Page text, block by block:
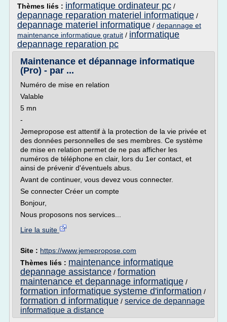
Thèmes liés : informatique ordinateur pc /
depannage reparation materiel informatique /
depannage materiel informatique / depannage et
maintenance informatique gratuit / informatique
depannage reparation pc
Maintenance et dépannage informatique
(Pro) - par ...
Numéro de mise en relation
Valable
5 mn
-
Jemepropose est attentif à la protection de la vie privée et
des données personnelles de ses membres. Ce système
de mise en relation permet de ne pas afficher les
numéros de téléphone en clair, lors du 1er contact, et
ainsi de prévenir d'éventuels abus.
Avant de continuer, vous devez vous connecter.
Se connecter Créer un compte
Bonjour,
Nous proposons nos services...
Lire la suite
Site : https://www.jemepropose.com
Thèmes liés : maintenance informatique
depannage assistance / formation
maintenance et depannage informatique /
formation informatique systeme d'information /
formation d informatique / service de depannage
informatique a distance